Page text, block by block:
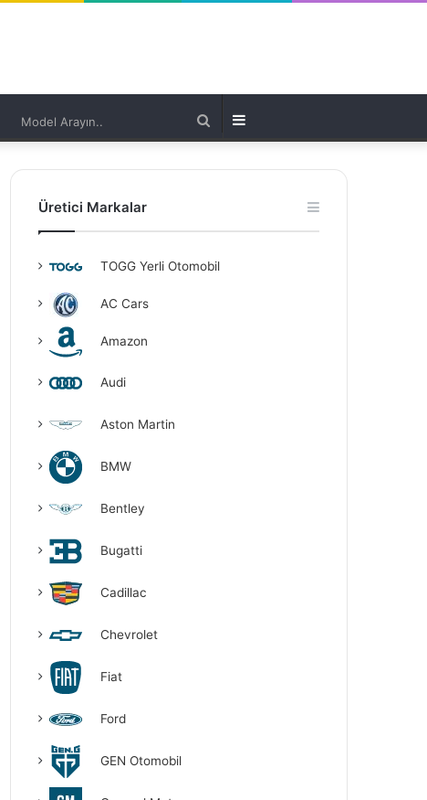
Model
Arayın..
Üretici Markalar
TOGG Yerli Otomobil
AC Cars
Amazon
Audi
Aston Martin
BMW
Bentley
Bugatti
Cadillac
Chevrolet
Fiat
Ford
GEN Otomobil